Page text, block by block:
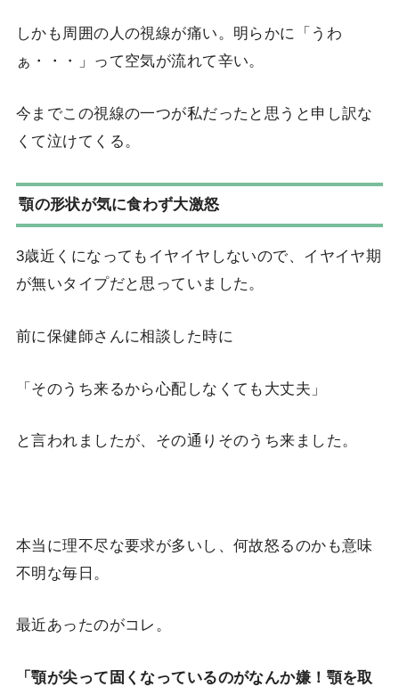
しかも周囲の人の視線が痛い。明らかに「うわ
ぁ・・・」って空気が流れて辛い。
今までこの視線の一つが私だったと思うと申し訳な
くて泣けてくる。
顎の形状が気に食わず大激怒
3歳近くになってもイヤイヤしないので、イヤイヤ期
が無いタイプだと思っていました。
前に保健師さんに相談した時に
「そのうち来るから心配しなくても大丈夫」
と言われましたが、その通りそのうち来ました。
本当に理不尽な要求が多いし、何故怒るのかも意味
不明な毎日。
最近あったのがコレ。
「顎が尖って固くなっているのがなんか嫌！顎を取